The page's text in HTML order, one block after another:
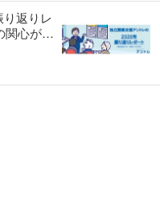
り返りレ
関心が高
速